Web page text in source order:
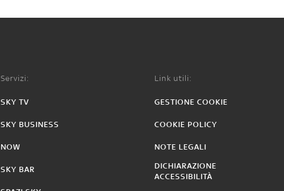
Servizi:
SKY TV
SKY BUSINESS
NOW
SKY BAR
Link utili:
GESTIONE COOKIE
COOKIE POLICY
NOTE LEGALI
DICHIARAZIONE
ACCESSIBILITÀ